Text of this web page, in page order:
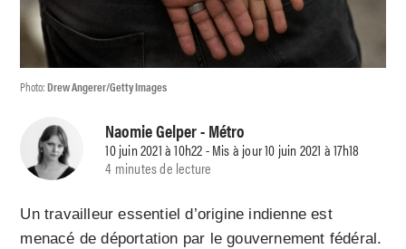
Photo:Drew Angerer/Getty Images
Naomie Gelper- Métro
10 juin 2021 à 10h22 - Mis à jour 10 juin 2021 à 17h18
4 minutes de lecture
Un travailleur essentiel d’origine indienne est
menacé de déportation par le gouvernement fédéral.